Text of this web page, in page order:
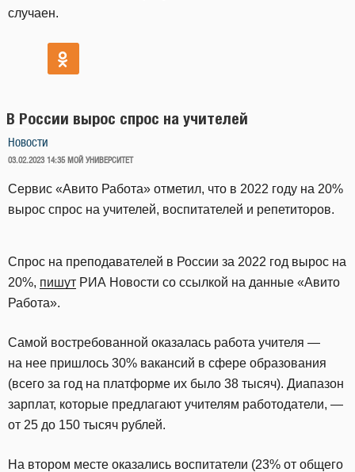
случаен.
В России вырос спрос на учителей
Новости
ОПУБЛИКОВАНО
03.02.2023 14:35 МОЙ УНИВЕРСИТЕТ
Сервис «Авито Работа» отметил, что в 2022 году на 20%
вырос спрос на учителей, воспитателей и репетиторов.
Спрос на преподавателей в России за 2022 год вырос на
20%, пишут РИА Новости со ссылкой на данные «Авито
Работа».
Самой востребованной оказалась работа учителя —
на нее пришлось 30% вакансий в сфере образования
(всего за год на платформе их было 38 тысяч). Диапазон
зарплат, которые предлагают учителям работодатели, —
от 25 до 150 тысяч рублей.
На втором месте оказались воспитатели (23% от общего